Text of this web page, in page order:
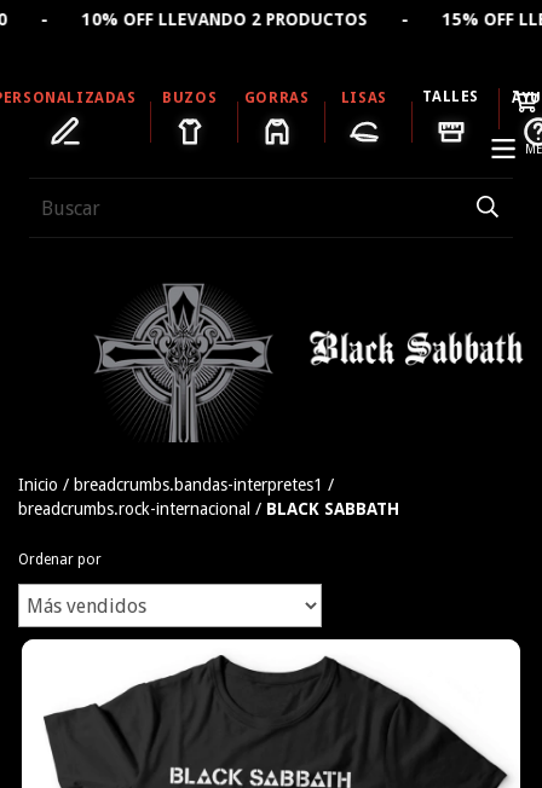
2 PRODUCTOS - 15% OFF LLEVANDO 4
BUZOS GORRAS LISAS TALLES
Inicio / breadcrumbs.bandas-interpretes1 /
breadcrumbs.rock-internacional / BLACK SABBATH
Ordenar por